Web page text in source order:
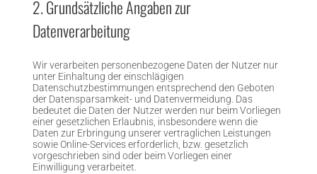
2. Grundsätzliche Angaben zur
Datenverarbeitung
Wir verarbeiten personenbezogene Daten der Nutzer nur
unter Einhaltung der einschlägigen
Datenschutzbestimmungen entsprechend den Geboten
der Datensparsamkeit- und Datenvermeidung. Das
bedeutet die Daten der Nutzer werden nur beim Vorliegen
einer gesetzlichen Erlaubnis, insbesondere wenn die
Daten zur Erbringung unserer vertraglichen Leistungen
sowie Online-Services erforderlich, bzw. gesetzlich
vorgeschrieben sind oder beim Vorliegen einer
Einwilligung verarbeitet.